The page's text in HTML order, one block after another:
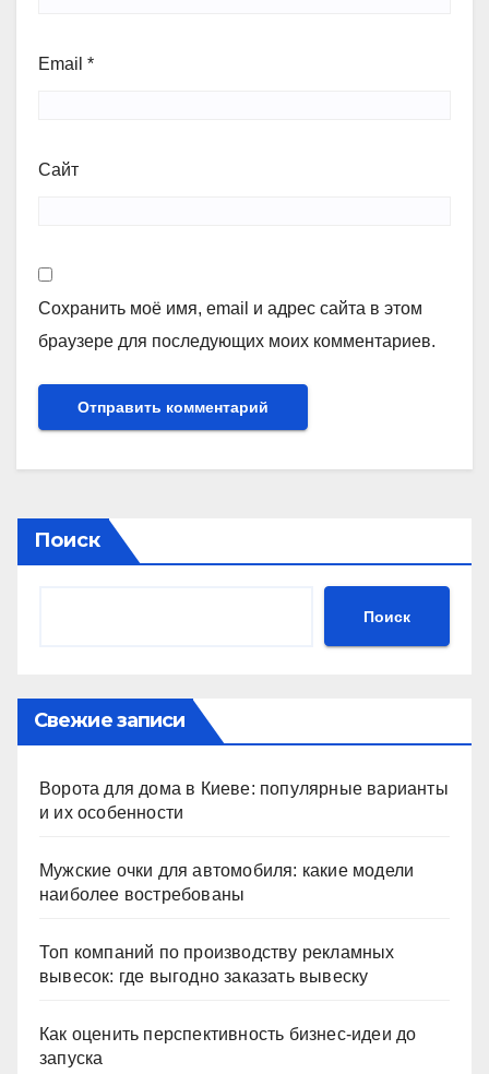
Email *
Сайт
Сохранить моё имя, email и адрес сайта в этом
браузере для последующих моих комментариев.
Поиск
Поиск
Свежие записи
Ворота для дома в Киеве: популярные варианты
и их особенности
Мужские очки для автомобиля: какие модели
наиболее востребованы
Топ компаний по производству рекламных
вывесок: где выгодно заказать вывеску
Как оценить перспективность бизнес-идеи до
запуска